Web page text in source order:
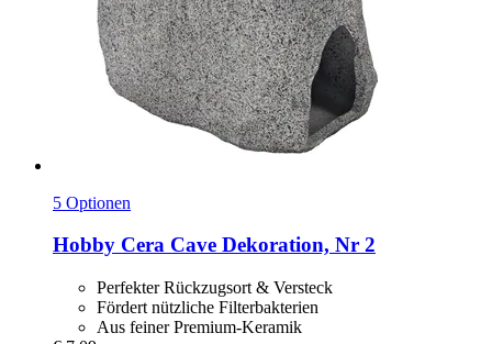
5 Optionen
Hobby Cera Cave Dekoration, Nr 2
Perfekter Rückzugsort & Versteck
Fördert nützliche Filterbakterien
Aus feiner Premium-Keramik